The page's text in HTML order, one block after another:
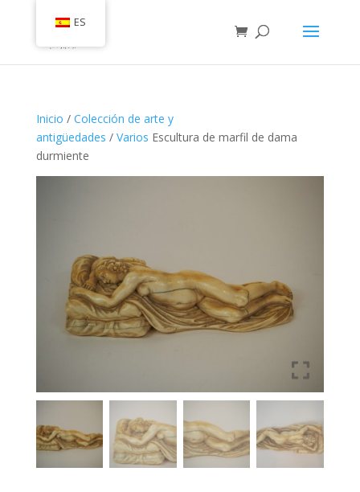
Inicio / Colección de arte y
antigüedades / Varios Escultura de marfil de dama
durmiente
ES